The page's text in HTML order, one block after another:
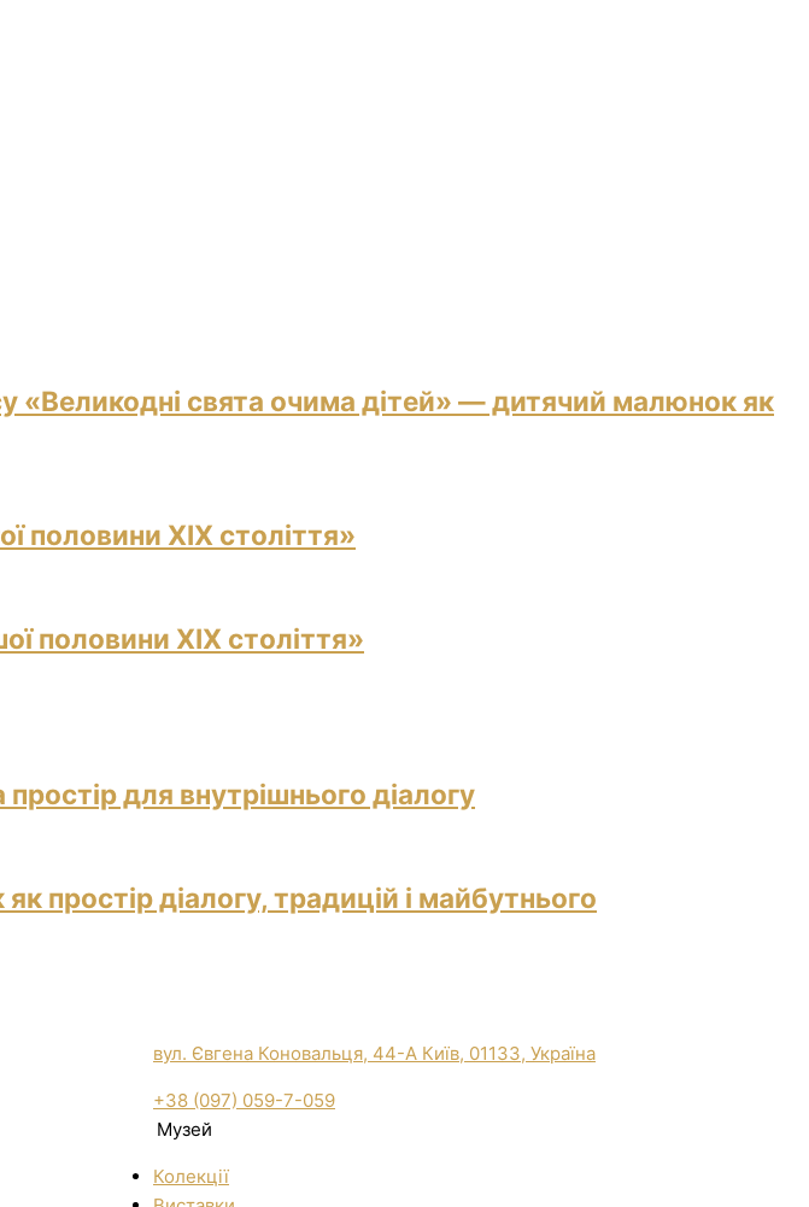
«Великодні свята очима дітей» — дитячий малюнок як
половини ХІХ століття»
половини ХІХ століття»
для внутрішнього діалогу
простір діалогу, традицій і майбутнього
вул. Євгена Коновальця, 44-А Київ, 01133, Україна
+38 (097) 059-7-059
Музей
Колекції